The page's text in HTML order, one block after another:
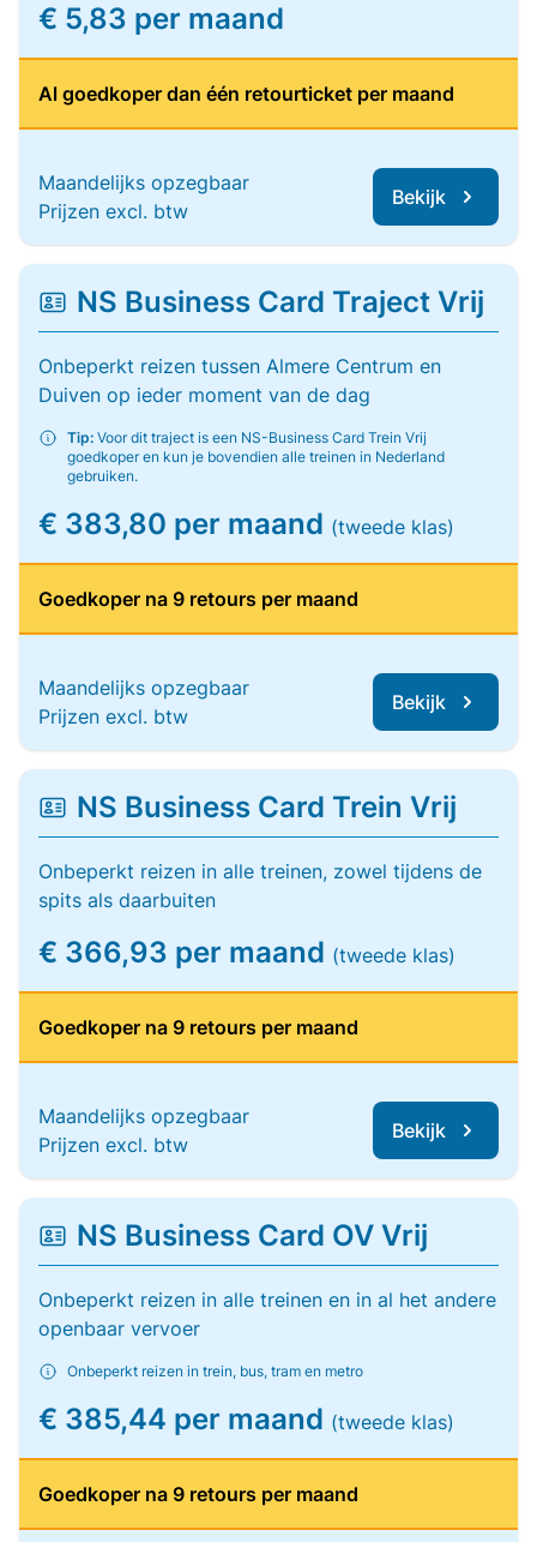
€ 5,83 per maand
Al goedkoper dan één retourticket per maand
Maandelijks opzegbaar
Prijzen excl. btw
Bekijk
NS Business Card Traject Vrij
Onbeperkt reizen tussen Almere Centrum en
Duiven op ieder moment van de dag
Tip: Voor dit traject is een NS-Business Card Trein Vrij
goedkoper en kun je bovendien alle treinen in Nederland
gebruiken.
€ 383,80 per maand (tweede klas)
Goedkoper na 9 retours per maand
Maandelijks opzegbaar
Prijzen excl. btw
Bekijk
NS Business Card Trein Vrij
Onbeperkt reizen in alle treinen, zowel tijdens de
spits als daarbuiten
€ 366,93 per maand (tweede klas)
Goedkoper na 9 retours per maand
Maandelijks opzegbaar
Prijzen excl. btw
Bekijk
NS Business Card OV Vrij
Onbeperkt reizen in alle treinen en in al het andere
openbaar vervoer
Onbeperkt reizen in trein, bus, tram en metro
€ 385,44 per maand (tweede klas)
Goedkoper na 9 retours per maand